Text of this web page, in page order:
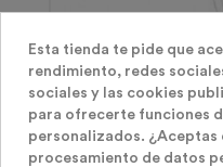
Globos Corazón
Precio
0,30 €
Esta tienda te pide que
rendimiento, redes
sociales y las cookies
para ofrecerte funciones
personalizados. ¿Aceptas
procesamiento de datos